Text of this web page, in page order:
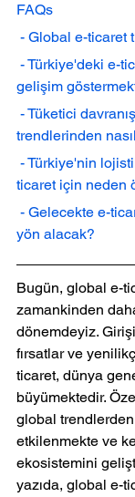
FAQs
- Global e-ticaret
gelişim
trendlerinden
ticaret için neden
yön alacak?
Bugün, global e-
zamankinden
dönemdeyiz.
fırsatlar ve
ticaret, dünya
büyümektedir.
global
etkilenmekte ve
ekosistemini
yazıda, global e-